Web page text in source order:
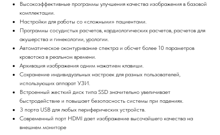
Высокоэффективные программы улучшения качества изображения в базовой
комплектации.
Настройки для работы со «сложными» пациентами.
Программы сосудистых расчетов, кардиологических расчетов, расчетов для
акушерства и гинекологии, урологии.
Автоматическое оконтуривание спектра и обсчет более 10 параметров
кровотока в реальном времени.
Архивация изображения одним нажатием клавиши.
Сохранение индивидуальных настроек для разных пользователей,
использующих аппарат УЗИ.
Встроенный жесткий диск типа SSD значительно увеличивает
быстродействие и повышает безопасность системы при падениях.
3 порта USB для любых периферических устройств.
Современный порт HDMI дает изображение высочайшего качества на
внешнем мониторе